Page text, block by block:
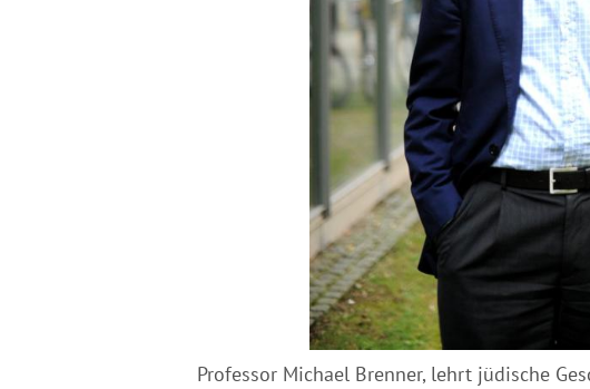
Professor Michael Brenner, lehrt jüdische